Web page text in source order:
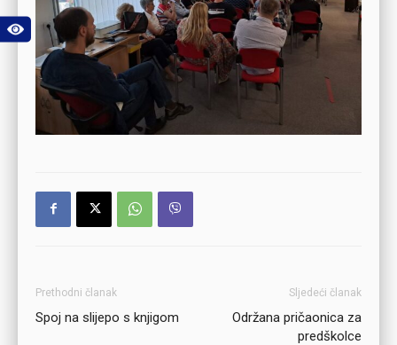
Prethodni članak
Spoj na slijepo s knjigom
Sljedeći članak
Održana pričaonica za
predškolce